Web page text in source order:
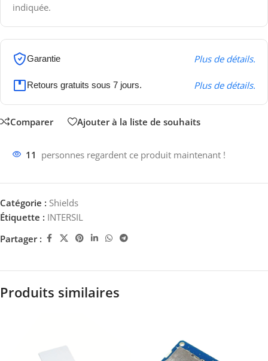
indiquée.
Garantie Plus de détails.
Retours gratuits sous 7 jours. Plus de détails.
Comparer Ajouter à la liste de souhaits
11 personnes regardent ce produit maintenant !
Catégorie : Shields
Étiquette : INTERSIL
Partager :
Produits similaires